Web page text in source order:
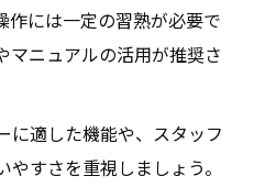
作には一定の習熟が必要で
マニュアルの活用が推奨さ
に適した機能や、スタッフ
すさを重視しましょう。